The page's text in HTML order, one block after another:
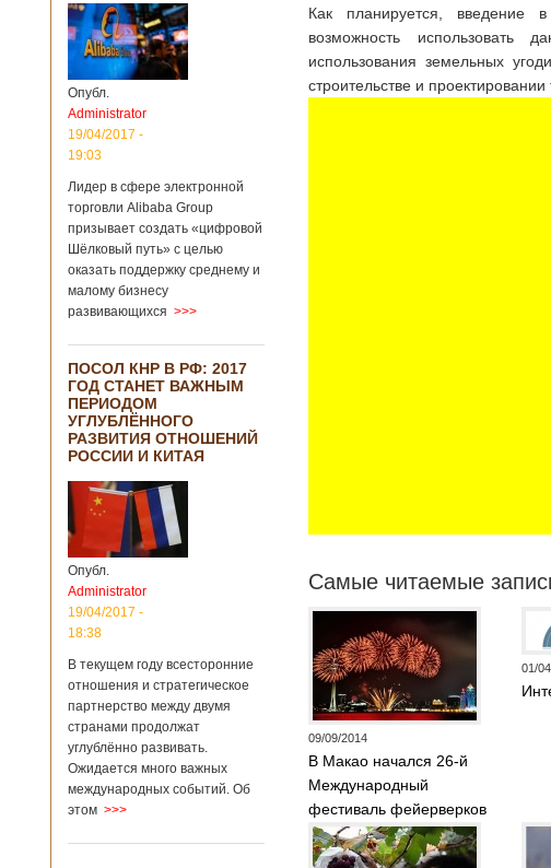
Опубл.
Administrator
19/04/2017 -
19:03
Лидер в сфере электронной
торговли Alibaba Group
призывает создать «цифровой
Шёлковый путь» с целью
оказать поддержку среднему и
малому бизнесу
развивающихся >>>
ПОСОЛ КНР В РФ: 2017
ГОД СТАНЕТ ВАЖНЫМ
ПЕРИОДОМ
УГЛУБЛЁННОГО
РАЗВИТИЯ ОТНОШЕНИЙ
РОССИИ И КИТАЯ
Опубл.
Administrator
19/04/2017 -
18:38
В текущем году всесторонние
отношения и стратегическое
партнерство между двумя
странами продолжат
углублённо развивать.
Ожидается много важных
международных событий. Об
этом >>>
Как планируется, введение
возможность использовать
использования земельных
строительстве и
Самые читаемые
09/09/2014
В Макао начался 26-й
Международный
фестиваль фейерверков
01/